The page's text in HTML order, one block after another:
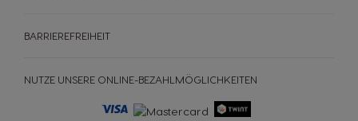
NUTZE UNSERE ONLINE-BEZAHLMÖGLICHKEITEN
BARRIEREFREIHEIT